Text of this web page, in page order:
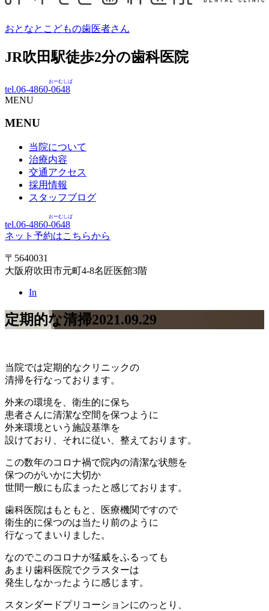
おとなとこどもの歯医者さん
JR吹田駅徒歩2分の歯科医院
tel.06-4860-0648
おーむしば
MENU
MENU
当院について
治療内容
交通アクセス
採用情報
スタッフブログ
tel.06-4860-0648
おーむしば
ネット予約はこちらから
〒5640031
大阪府吹田市元町4-8名匠医館3階
In
定期的な清掃2021.09.29
当院では定期的なクリニックの
清掃を行なっております。
外来の環境を、衛生的に保ち
患者さんに清潔な空間を保つように
外来環境という施設基準を
設けており、それに従い、整えております。
この数年のコロナ禍で院内の清潔な状態を
保つのがいかに大切か
世間一般にも広まったと感じております。
歯科医院はもともと、医療機関ですので
衛生的に保つのは当たり前のように
行なってまいりました。
なのでこのコロナが猛威をふるっても
あまり歯科医院でクラスターは
発生しなかったように感じます。
スタンダードプリコーションにのっとり、